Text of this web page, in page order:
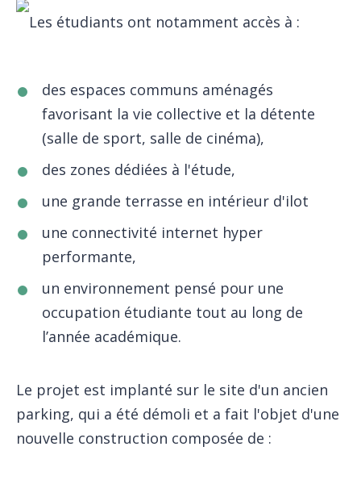
Les étudiants ont notamment accès à :
des espaces communs aménagés
favorisant la vie collective et la détente
(salle de sport, salle de cinéma),
des zones dédiées à l'étude,
une grande terrasse en intérieur d'ilot
une connectivité internet hyper
performante,
un environnement pensé pour une
occupation étudiante tout au long de
l’année académique.
Le projet est implanté sur le site d'un ancien
parking, qui a été démoli et a fait l'objet d'une
nouvelle construction composée de :